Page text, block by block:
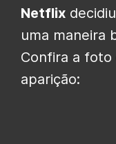
Netflix
uma maneira
Confira a
aparição: